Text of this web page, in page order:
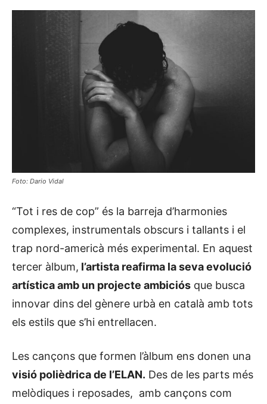
Foto: Dario Vidal
“Tot i res de cop” és la barreja d’harmonies
complexes, instrumentals obscurs i tallants i el
trap nord-americà més experimental. En aquest
tercer àlbum, l’artista reafirma la seva evolució
artística amb un projecte ambiciós que busca
innovar dins del gènere urbà en català amb tots
els estils que s’hi entrellacen.
Les cançons que formen l’àlbum ens donen una
visió polièdrica de l’ELAN. Des de les parts més
melòdiques i reposades, amb cançons com